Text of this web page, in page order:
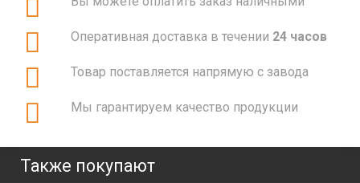
Оперативная доставка в течении 24 часов
Товар поставляется напрямую с завода
Мы гарантируем качество продукции
Также покупают